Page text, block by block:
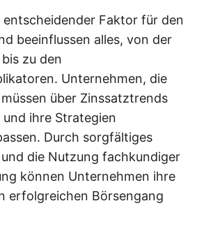
entscheidender Faktor für den
beeinflussen alles, von der
zu den
Unternehmen, die
über Zinssatztrends
ihre Strategien
Durch sorgfältiges
die Nutzung fachkundiger
können Unternehmen ihre
erfolgreichen Börsengang